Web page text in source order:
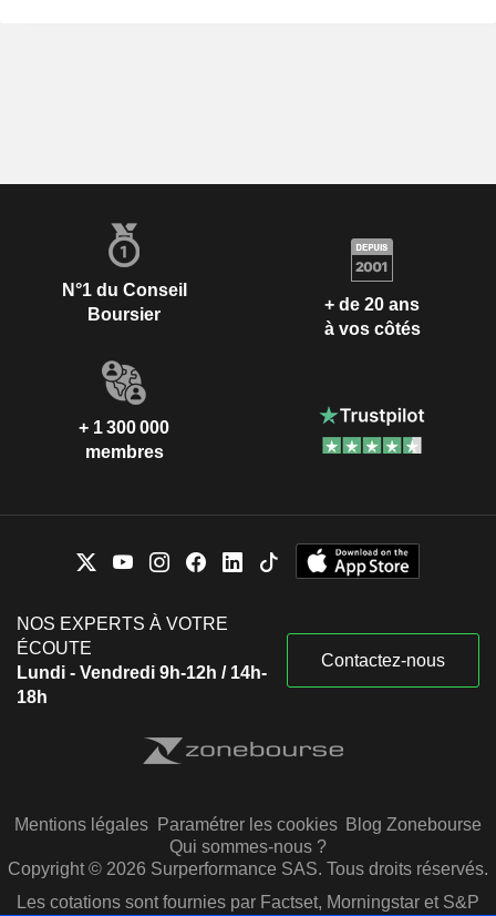
N°1 du Conseil
Boursier
+ de 20 ans
à vos côtés
+ 1 300 000
membres
NOS EXPERTS À VOTRE
ÉCOUTE
Lundi - Vendredi 9h-12h / 14h-
18h
Contactez-nous
Mentions légales Paramétrer les cookies Blog Zonebourse
Qui sommes-nous ?
Copyright © 2026 Surperformance SAS. Tous droits réservés.
Les cotations sont fournies par Factset, Morningstar et S&P